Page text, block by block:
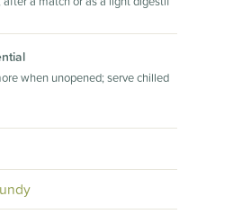
when unopened; serve chilled